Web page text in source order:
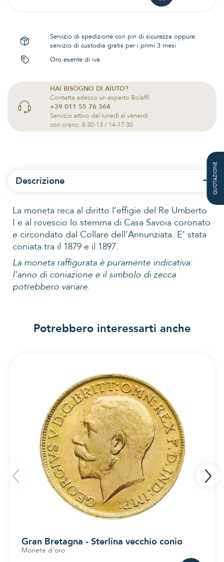
Servizio di spedizione con pin di sicurezza oppure
servizio di custodia gratis per i primi 3 mesi
Oro esente di iva
HAI BISOGNO DI AIUTO?
Contatta adesso un esperto Bolaffi
+39 011 55 76 364
Servizio attivo dal lunedì al venerdì
con orario: 8:30-13 / 14-17:30
Descrizione
La moneta reca al diritto l’effigie del Re Umberto
I e al rovescio lo stemma di Casa Savoia coronato
e circondato dal Collare dell’Annunziata. E’ stata
coniata tra il 1879 e il 1897.
La moneta raffigurata è puramente indicativa:
l'anno di coniazione e il simbolo di zecca
potrebbero variare.
Potrebbero interessarti anche
Gran Bretagna - Sterlina vecchio conio
Monete d'oro
QUOTAZIONE